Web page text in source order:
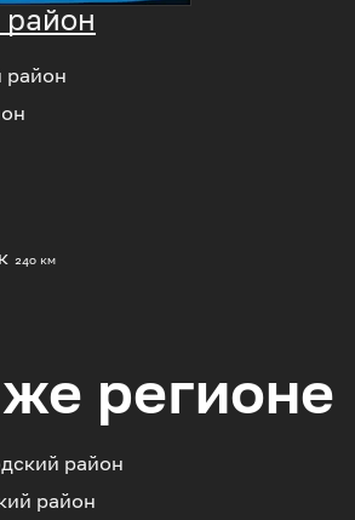
район
240 км
регионе
район
район